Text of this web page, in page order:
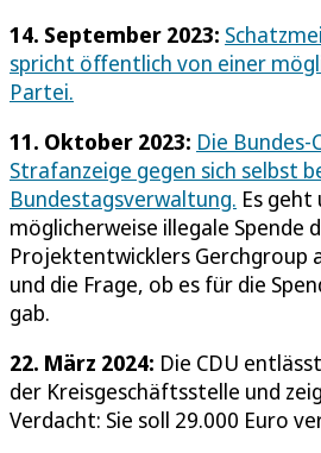
14. September 2023:
spricht öffentlich von einer
Partei.
11. Oktober 2023: Die Bundes-
Strafanzeige gegen sich selbst
Bundestagsverwaltung. Es geht
möglicherweise illegale Spende
Projektentwicklers Gerchgroup
und die Frage, ob es für die
gab.
22. März 2024: Die CDU
der Kreisgeschäftsstelle und
Verdacht: Sie soll 29.000 Euro